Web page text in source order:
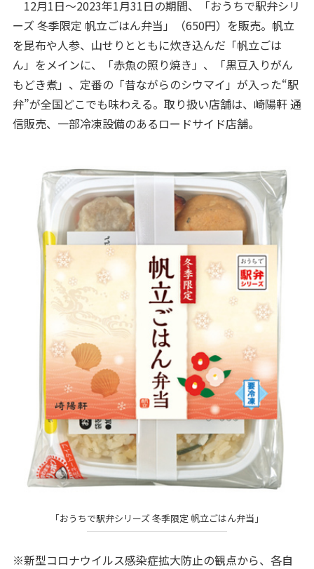
12月1日～2023年1月31日の期間、「おうちで駅弁シリ
ーズ 冬季限定 帆立ごはん弁当」（650円）を販売。帆立
を昆布や人参、山せりとともに炊き込んだ「帆立ごは
ん」をメインに、「赤魚の照り焼き」、「黒豆入りがん
もどき煮」、定番の「昔ながらのシウマイ」が入った“駅
弁”が全国どこでも味わえる。取り扱い店舗は、崎陽軒 通
信販売、一部冷凍設備のあるロードサイド店舗。
「おうちで駅弁シリーズ 冬季限定 帆立ごはん弁当」
※新型コロナウイルス感染症拡大防止の観点から、各自